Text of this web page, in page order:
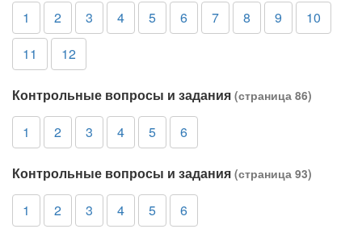
1 2 3 4 5 6 7 8 9
10
11
12
Контрольные вопросы и задания (страница 86)
1 2 3 4 5 6
Контрольные вопросы и задания (страница 93)
1 2 3 4 5 6